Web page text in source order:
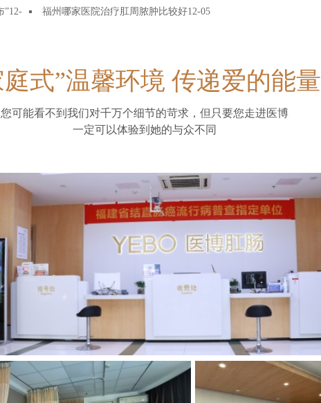
”12-
福州哪家医院治疗肛周脓肿比较好12-05
庭式”温馨环境 传递爱的能量
您可能看不到我们对千万个细节的苛求，但只要您走进医博
一定可以体验到她的与众不同